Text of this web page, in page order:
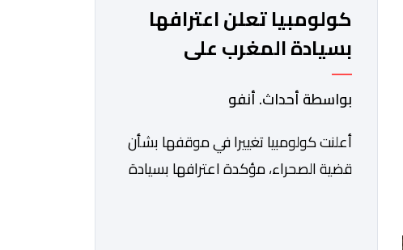
كولومبيا تعلن اعترافها
بسيادة المغرب على
صحرائه
بواسطة أحداث. أنفو
أعلنت كولومبيا تغييرا في موقفها بشأن
قضية الصحراء، مؤكدة اعترافها بسيادة